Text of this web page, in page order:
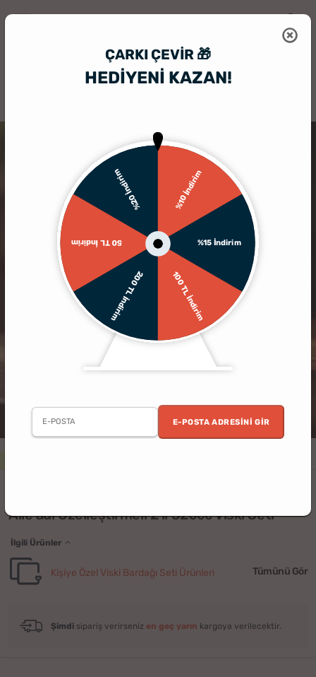
ÇARKI ÇEVIR 🎁
HEDİYENİ KAZAN!
%10 İndirim
%15 İndirim
100 TL İndirim
200 TL İndirim
50 TL İndirim
%20 İndirim
E-POSTA ADRESINI GIR
Aile adı Özelleştirmeli 2'li 320cc Viski Seti
İlgili Ürünler
Kişiye Özel Viski Bardağı Seti Ürünleri Tümünü Gör
Şimdi sipariş verirseniz en geç yarın kargoya verilecektir.